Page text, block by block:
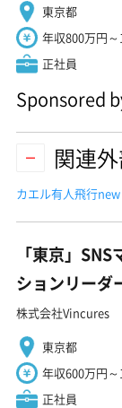
東京都
年収800万円
正社員
Sponsored
関連
カエル有人飛行new
「東京」
ションリーダ
株式会社Vincures
東京都
年収600万円
正社員